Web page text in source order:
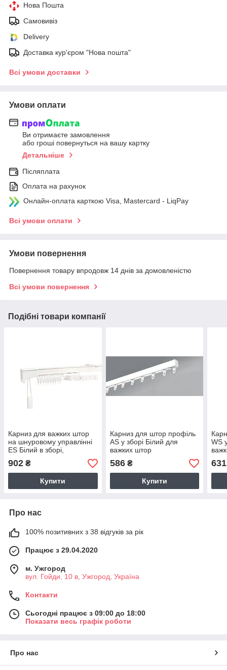
Нова Пошта
Самовивіз
Delivery
Доставка кур'єром "Нова пошта"
Всі умови доставки
Умови оплати
Ви отримаєте замовлення
або гроші повернуться на вашу картку
Детальніше
Післяплата
Оплата на рахунок
Онлайн-оплата карткою Visa, Mastercard - LiqPay
Всі умови оплати
Умови повернення
Повернення товару впродовж 14 днів за домовленістю
Всі умови повернення
Подібні товари компанії
Карниз для важких штор
на шнуровому управлінні
ES Білий в зборі,
Нідерланди
902 ₴
Купити
Карниз для штор профіль
AS у зборі Білий для
важких штор
586₴
Купити
WS
631
Про нас
100% позитивних з 38 відгуків за рік
Працює з 29.04.2020
м. Ужгород
вул. Гойди, 10 в, Ужгород, Україна
Контакти
Сьогодні працює з 09:00 до 18:00
Показати весь графік роботи
Про нас